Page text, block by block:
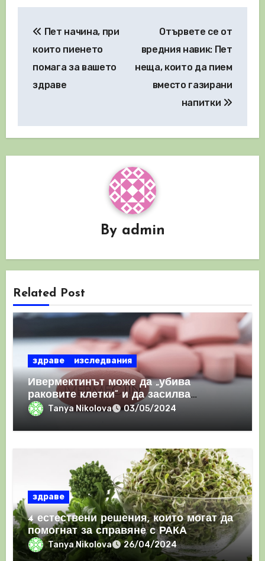
Пет начина, при
които пиенето
помага за вашето
здраве
Отървете се от
вредния навик: Пет
неща, които да пием
вместо газирани
напитки
By admin
Related Post
здраве изследвания
Ивермектинът може да „убива
раковите клетки“ и да засилва
имунния отговор
Tanya Nikolova 03/05/2024
здраве
4 естествени решения, които могат да
помогнат за справяне с РАКА
Tanya Nikolova 26/04/2024